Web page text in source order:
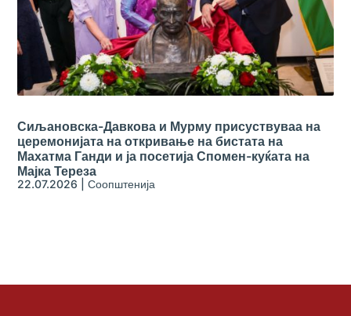
Сиљановска-Давкова и Мурму присуствуваа на
церемонијата на откривање на бистата на
Махатма Ганди и ја посетија Спомен-куќата на
Мајка Тереза
22.07.2026 |Соопштенија